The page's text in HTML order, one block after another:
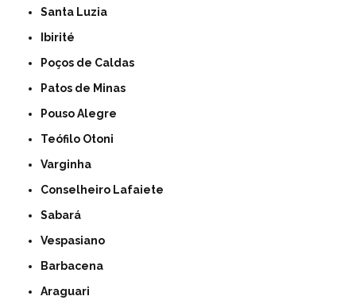
Santa Luzia
Ibirité
Poços de Caldas
Patos de Minas
Pouso Alegre
Teófilo Otoni
Varginha
Conselheiro Lafaiete
Sabará
Vespasiano
Barbacena
Araguari